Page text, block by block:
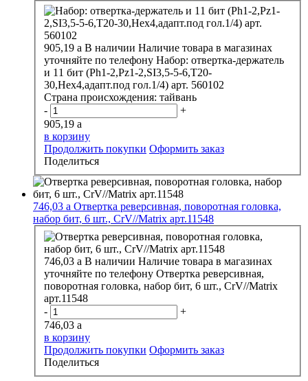
905,19 a В наличии Наличие товара в магазинах
уточняйте по телефону Набор: отвертка-держатель
и 11 бит (Ph1-2,Pz1-2,SI3,5-5-6,T20-
30,Hex4,адапт.под гол.1/4) арт. 560102
Страна происхождения: тайвань
-
+
905,19 a
в корзину
Продолжить покупки Оформить заказ
Поделиться
746,03 a Отвертка реверсивная, поворотная головка,
набор бит, 6 шт., CrV//Matrix арт.11548
746,03 a В наличии Наличие товара в магазинах
уточняйте по телефону Отвертка реверсивная,
поворотная головка, набор бит, 6 шт., CrV//Matrix
арт.11548
-
+
746,03 a
в корзину
Продолжить покупки Оформить заказ
Поделиться